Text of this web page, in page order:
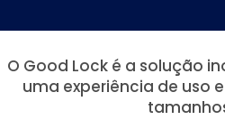
O Good Lock é a solução
uma experiência de uso